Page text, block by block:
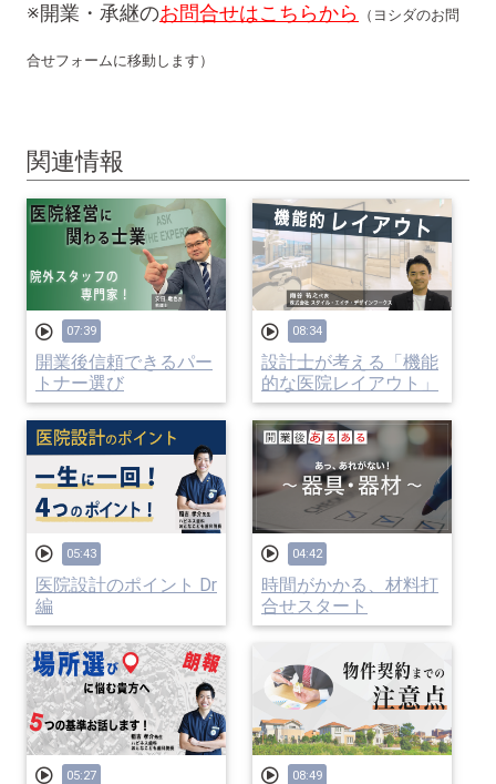
※開業・承継のお問合せはこちらから （ヨシダのお問
合せフォームに移動します）
関連情報
07:39
開業後信頼できるパー
トナー選び
08:34
設計士が考える「機能
的な医院レイアウト」
05:43
医院設計のポイント Dr
編
04:42
時間がかかる、材料打
合せスタート
05:27 08:49